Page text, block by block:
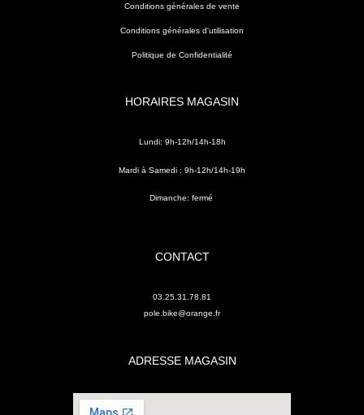
Conditions générales de vente
Conditions générales d'utilisation
Politique de Confidentialité
HORAIRES MAGASIN
Lundi: 9h-12h/14h-18h
Mardi à Samedi : 9h-12h/14h-19h
Dimanche: fermé
CONTACT
03.25.31.78.81
pole.bike@orange.fr
ADRESSE MAGASIN